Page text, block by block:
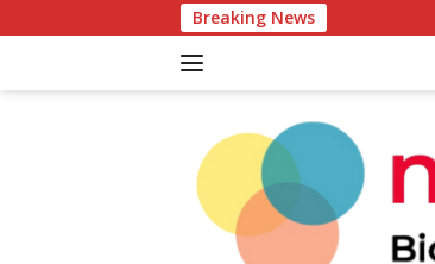
ke
Breaking News